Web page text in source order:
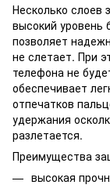
Несколько слоев
высокий уровень
позволяет
не слетает. При
телефона не
обеспечивает
отпечатков
удержания
разлетается.
Преимущества
высокая